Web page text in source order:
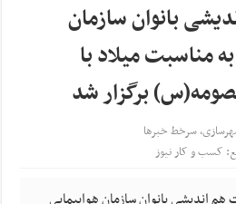
بانوان سازمان
مناسبت میلاد با
برگزار شد
,سرخط خبرها
کسب و کار نیوز